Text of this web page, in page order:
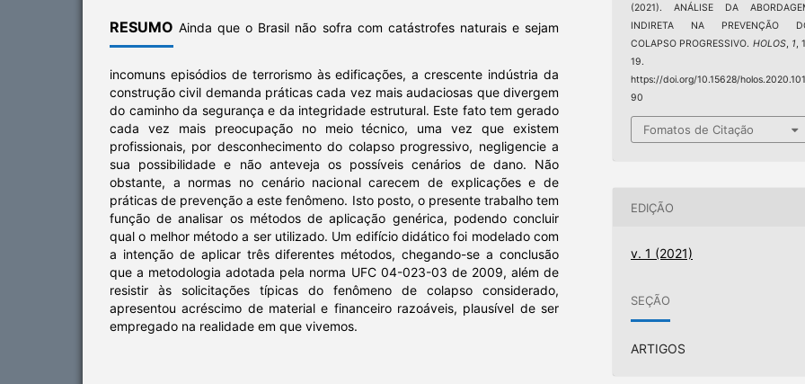
RESUMO Ainda que o Brasil não sofra com catástrofes naturais e sejam
incomuns episódios de terrorismo às edificações, a crescente indústria da
construção civil demanda práticas cada vez mais audaciosas que divergem
do caminho da segurança e da integridade estrutural. Este fato tem gerado
cada vez mais preocupação no meio técnico, uma vez que existem
profissionais, por desconhecimento do colapso progressivo, negligencie a
sua possibilidade e não anteveja os possíveis cenários de dano. Não
obstante, a normas no cenário nacional carecem de explicações e de
práticas de prevenção a este fenômeno. Isto posto, o presente trabalho tem
função de analisar os métodos de aplicação genérica, podendo concluir
qual o melhor método a ser utilizado. Um edifício didático foi modelado com
a intenção de aplicar três diferentes métodos, chegando-se a conclusão
que a metodologia adotada pela norma UFC 04-023-03 de 2009, além de
resistir às solicitações típicas do fenômeno de colapso considerado,
apresentou acréscimo de material e financeiro razoáveis, plausível de ser
empregado na realidade em que vivemos.
(2021). ANÁLISE DA
INDIRETA NA PREVENÇÃO
COLAPSO PROGRESSIVO. HOLOS, 1,
19.
https://doi.org/10.15628/holos.2020.101
90
Fomatos de Citação
EDIÇÃO
v. 1 (2021)
SEÇÃO
ARTIGOS